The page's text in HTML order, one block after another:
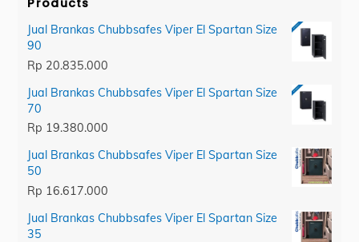
Products
Jual Brankas Chubbsafes Viper El Spartan Size
90
Rp 20.835.000
Jual Brankas Chubbsafes Viper El Spartan Size
70
Rp 19.380.000
Jual Brankas Chubbsafes Viper El Spartan Size
50
Rp 16.617.000
Jual Brankas Chubbsafes Viper El Spartan Size
35